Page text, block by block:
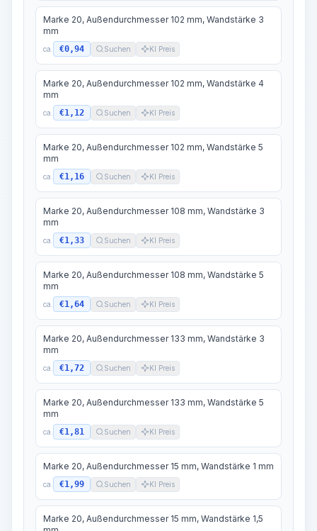
Marke 20, Außendurchmesser 102 mm, Wandstärke 3
mm
ca. €0,94 Suchen KI Preis
Marke 20, Außendurchmesser 102 mm, Wandstärke 4
mm
ca. €1,12 Suchen KI Preis
Marke 20, Außendurchmesser 102 mm, Wandstärke 5
mm
ca. €1,16 Suchen KI Preis
Marke 20, Außendurchmesser 108 mm, Wandstärke 3
mm
ca. €1,33 Suchen KI Preis
Marke 20, Außendurchmesser 108 mm, Wandstärke 5
mm
ca. €1,64 Suchen KI Preis
Marke 20, Außendurchmesser 133 mm, Wandstärke 3
mm
ca. €1,72 Suchen KI Preis
Marke 20, Außendurchmesser 133 mm, Wandstärke 5
mm
ca. €1,81 Suchen KI Preis
Marke 20, Außendurchmesser 15 mm, Wandstärke 1 mm
ca. €1,99 Suchen KI Preis
Marke 20, Außendurchmesser 15 mm, Wandstärke 1,5